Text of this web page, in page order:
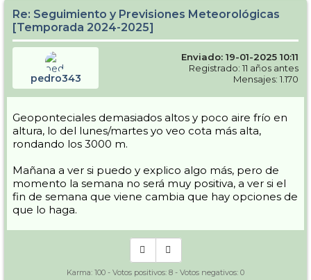
Re: Seguimiento y Previsiones Meteorológicas
[Temporada 2024-2025]
pedro343
Enviado: 19-01-2025 10:11
Registrado: 11 años antes
Mensajes: 1.170
Geoponteciales demasiados altos y poco aire frío en
altura, lo del lunes/martes yo veo cota más alta,
rondando los 3000 m.
Mañana a ver si puedo y explico algo más, pero de
momento la semana no será muy positiva, a ver si el
fin de semana que viene cambia que hay opciones de
que lo haga.
Karma: 100 - Votos positivos: 8 - Votos negativos: 0